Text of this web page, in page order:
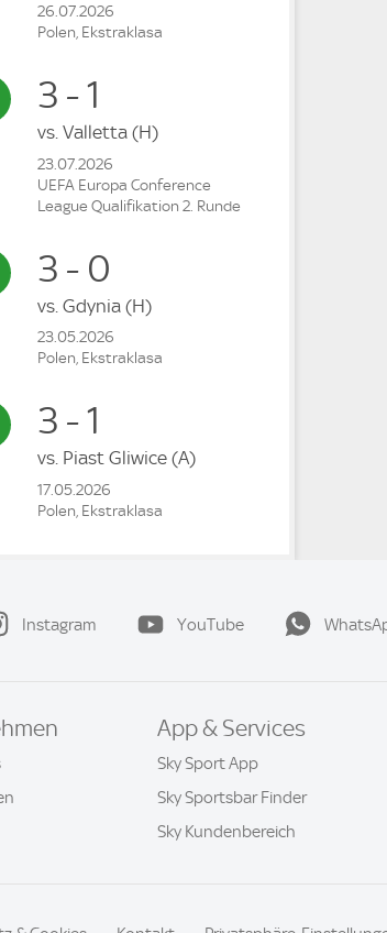
26.07.2026
Polen, Ekstraklasa
3 - 1
vs. Valletta (H)
23.07.2026
UEFA Europa Conference
League Qualifikation 2. Runde
3 - 0
vs. Gdynia (H)
23.05.2026
Polen, Ekstraklasa
3 - 1
vs. Piast Gliwice (A)
17.05.2026
Polen, Ekstraklasa
Instagram YouTube
App & Services
Sky Sport App
Sky Sportsbar Finder
Sky Kundenbereich